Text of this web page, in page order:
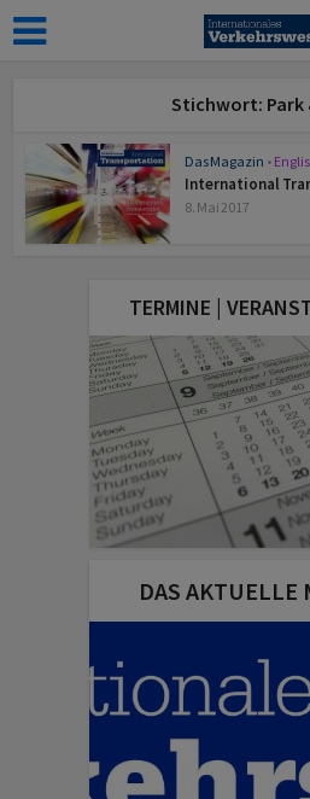
Stichwort: Park
Das Magazin •
International
8. Mai 2017
TERMINE |
DAS AKTUELLE